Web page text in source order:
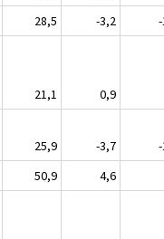
28,5 -3,2
21,1 0,9
25,9 -3,7
50,9 4,6